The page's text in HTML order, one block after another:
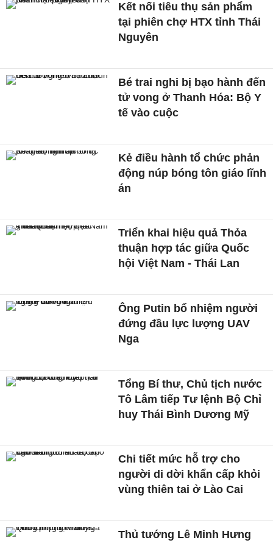
Kết nối tiêu thụ sản phẩm
tại phiên chợ HTX tỉnh Thái
Nguyên
Bé trai nghi bị bạo hành đến
tử vong ở Thanh Hóa: Bộ Y
tế vào cuộc
Kẻ điều hành tổ chức phản
động núp bóng tôn giáo lĩnh
án
Triển khai hiệu quả Thỏa
thuận hợp tác giữa Quốc
hội Việt Nam - Thái Lan
Ông Putin bổ nhiệm người
đứng đầu lực lượng UAV
Nga
Tổng Bí thư, Chủ tịch nước
Tô Lâm tiếp Tư lệnh Bộ Chỉ
huy Thái Bình Dương Mỹ
Chi tiết mức hỗ trợ cho
người di dời khẩn cấp khỏi
vùng thiên tai ở Lào Cai
Thủ tướng Lê Minh Hưng